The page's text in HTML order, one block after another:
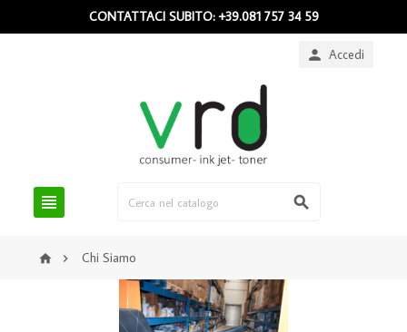
CONTATTACI SUBITO: +39.081 757 34 59
 Accedi
 
  Chi Siamo